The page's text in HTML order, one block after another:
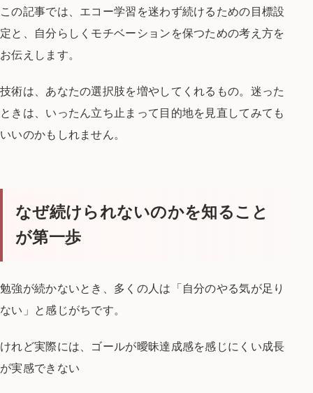
この記事では、 エコー学習を迷わず続けるための目標設
定と、
自分らしくモチベーションを保つための考え方を
お伝えします。
技術は、あなたの選択肢を増やしてくれるもの。 迷った
ときは、いったん立ち止まって 目的地を見直してみても
いいのかもしれません。
なぜ続けられないのかを知ること
が第一歩
勉強が続かないとき、 多くの人は「自分のやる気が足り
ない」と感じがちです。
けれど実際には、 ゴールが曖昧達成感を感じにくい成長
が実感できない